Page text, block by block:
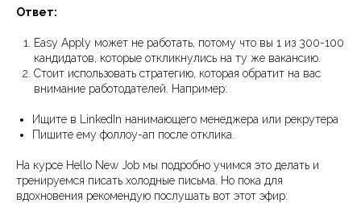
Ответ:
Easy Apply может не работать, потому что вы 1 из 300-100
кандидатов, которые откликнулись на ту же вакансию.
Стоит использовать стратегию, которая обратит на вас
внимание работодателей. Например:
Ищите в LinkedIn нанимающего менеджера или рекрутера
Пишите ему фоллоу-ап после отклика.
На курсе Hello New Job мы подробно учимся это делать и
тренируемся писать холодные письма. Но пока для
вдохновения рекомендую послушать вот этот эфир: